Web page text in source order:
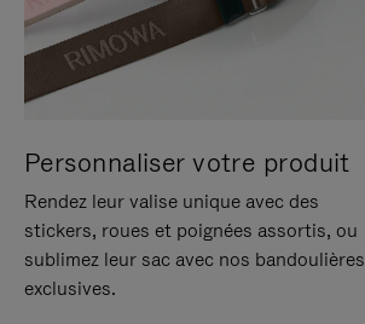
Personnaliser votre produit
Rendez leur valise unique avec des
stickers, roues et poignées assortis, ou
sublimez leur sac avec nos bandoulières
exclusives.